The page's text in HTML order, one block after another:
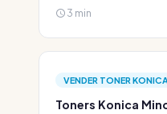
3 min
VENDER TONER
Toners Konica